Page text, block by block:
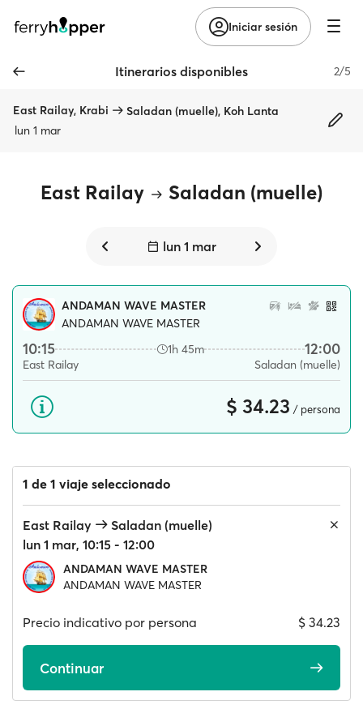
Iniciar sesión
Itinerarios disponibles 2/5
East Railay, Krabi
Saladan (muelle), Koh Lanta
lun 1 mar
East Railay Saladan (muelle)
lun 1 mar
ANDAMAN WAVE MASTER
ANDAMAN WAVE MASTER
10:15 1h 45m 12:00
East Railay Saladan (muelle)
$ 34.23 / persona
1 de 1 viaje seleccionado
East Railay
Saladan (muelle)
lun 1 mar, 10:15 - 12:00
ANDAMAN WAVE MASTER
ANDAMAN WAVE MASTER
Precio indicativo por persona $ 34.23
Continuar